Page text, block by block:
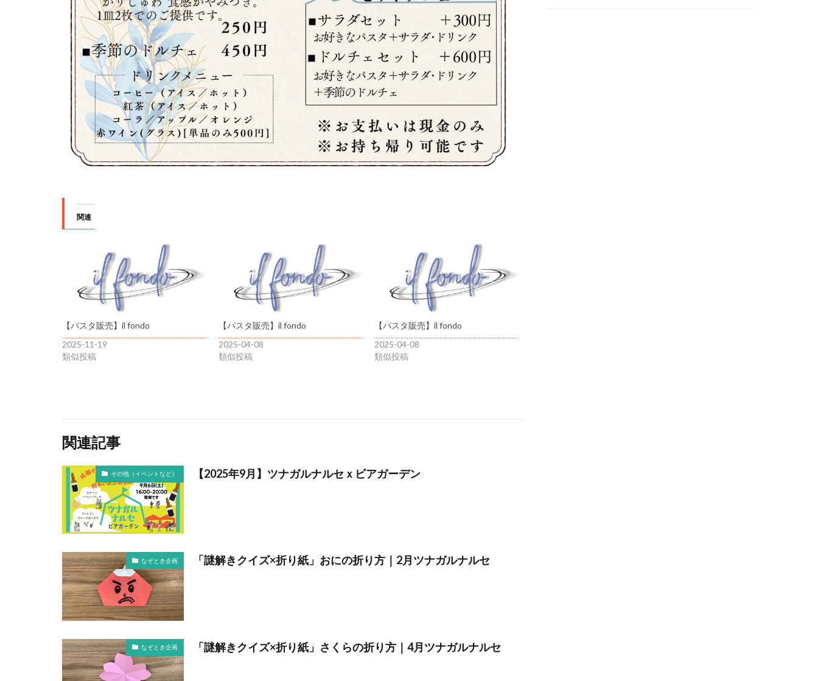
関連
【パスタ販売】il fondo
2025-11-19
類似投稿
【パスタ販売】il fondo
2025-04-08
類似投稿
【パスタ販売】il fondo
2025-04-08
類似投稿
関連記事
その他（イベントなど） 【2025年9月】ツナガルナルセｘビアガーデン
なぞとき企画 「謎解きクイズ×折り紙」おにの折り方｜2月ツナガルナルセ
なぞとき企画 「謎解きクイズ×折り紙」さくらの折り方｜4月ツナガルナルセ